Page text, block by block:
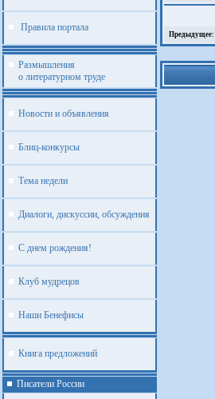
Правила портала
Размышления
о литературном труде
Новости и объявления
Блиц-конкурсы
Тема недели
Диалоги, дискуссии, обсуждения
С днем рождения!
Клуб мудрецов
Наши Бенефисы
Книга предложений
Писатели России
Предыдущее: